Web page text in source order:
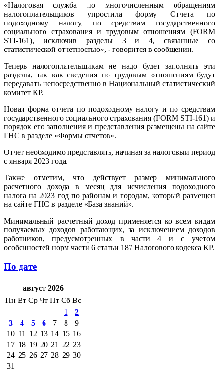
«Налоговая служба по многочисленным обращениям
налогоплательщиков упростила форму Отчета по
подоходному налогу, по средствам государственного
социального страхования и трудовым отношениям (FORM
STI-161), исключив разделы 3 и 4, связанные со
статистической отчетностью», - говорится в сообщении.
Теперь налогоплательщикам не надо будет заполнять эти
разделы, так как сведения по трудовым отношениям будут
передавать непосредственно в Национальный статистический
комитет КР.
Новая форма отчета по подоходному налогу и по средствам
государственного социального страхования (FORM STI-161) и
порядок его заполнения и представления размещены на сайте
ГНС в разделе «Формы отчетов».
Отчет необходимо представлять, начиная за налоговый период
с января 2023 года.
Также отметим, что действует размер минимального
расчетного дохода в месяц для исчисления подоходного
налога на 2023 год по районам и городам, который размещен
на сайте ГНС в разделе «База знаний».
Минимальный расчетный доход применяется ко всем видам
получаемых доходов работающих, за исключением доходов
работников, предусмотренных в части 4 и с учетом
особенностей норм части 6 статьи 187 Налогового кодекса КР.
По дате
август 2026
Пн Вт Ср Чт Пт Сб Вс
1
2
3
4 5 6 7 8
9
10 11 12 13 14 15 16
17 18 19 20 21 22 23
24 25 26 27 28 29 30
31